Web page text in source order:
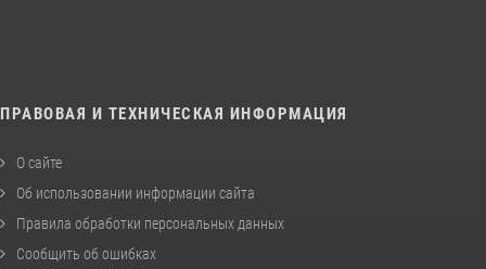
ПРАВОВАЯ И ТЕХНИЧЕСКАЯ ИНФОРМАЦИЯ
О сайте
Об использовании информации сайта
Правила обработки персональных данных
Сообщить об ошибках